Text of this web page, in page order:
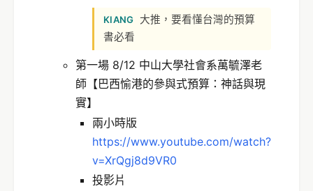
KIANG
大推，要看懂台灣的預算
書必看
第一場 8/12 中山大學社會系萬毓澤老
師【巴西愉港的參與式預算：神話與現
實】
兩小時版
https://www.youtube.com/watch?
v=XrQgj8d9VR0
投影片